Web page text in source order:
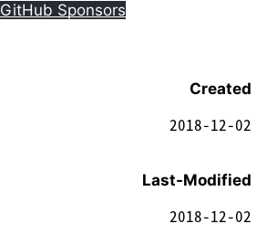
GitHub Sponsors
Created
2018-12-02
Last-Modified
2018-12-02